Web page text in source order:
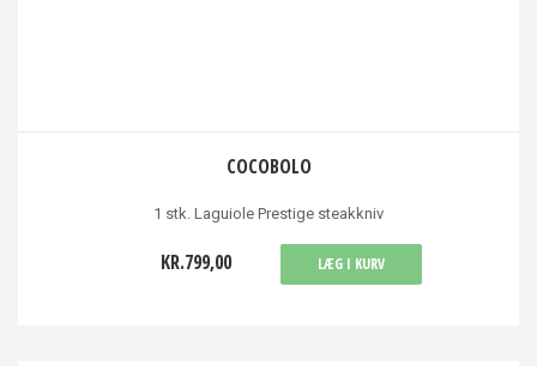
COCOBOLO
1 stk. Laguiole Prestige steakkniv
KR.799,00 LÆG I KURV